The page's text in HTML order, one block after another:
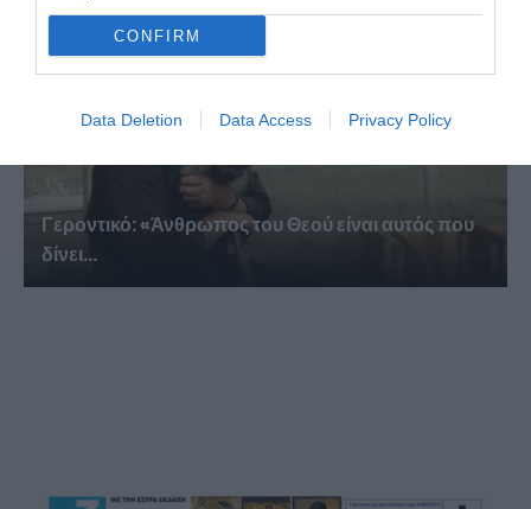
CONFIRM
Data Deletion Data Access Privacy Policy
Γεροντικό: «Άνθρωπος του Θεού είναι αυτός που
δίνει...